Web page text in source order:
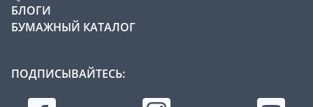
БЛОГИ
БУМАЖНЫЙ КАТАЛОГ
ПОДПИСЫВАЙТЕСЬ: